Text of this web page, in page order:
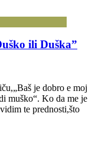
ili Duška”
je dobro e moj
muško“. Ko da me je
te prednosti,što